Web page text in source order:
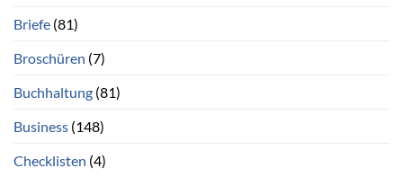
Briefe (81)
Broschüren (7)
Buchhaltung (81)
Business (148)
Checklisten (4)